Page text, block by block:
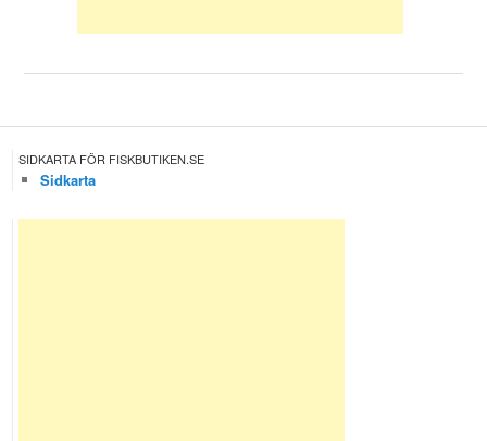
SIDKARTA FÖR FISKBUTIKEN.SE
Sidkarta